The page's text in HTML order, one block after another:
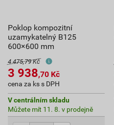
Poklop kompozitní
uzamykatelný B125
600×600 mm
4 475,79 Kč
3 938,70 Kč
cena za ks s DPH
V centrálním skladu
Můžete mít 11. 8. v prodejně